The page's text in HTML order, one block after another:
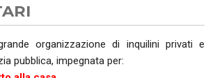
organizzazione di inquilini privati e
pubblica, impegnata per: